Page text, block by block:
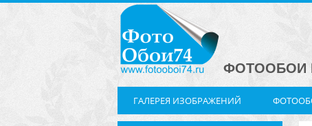
ФОТООБОИ
ГАЛЕРЕЯ ИЗОБРАЖЕНИЙ